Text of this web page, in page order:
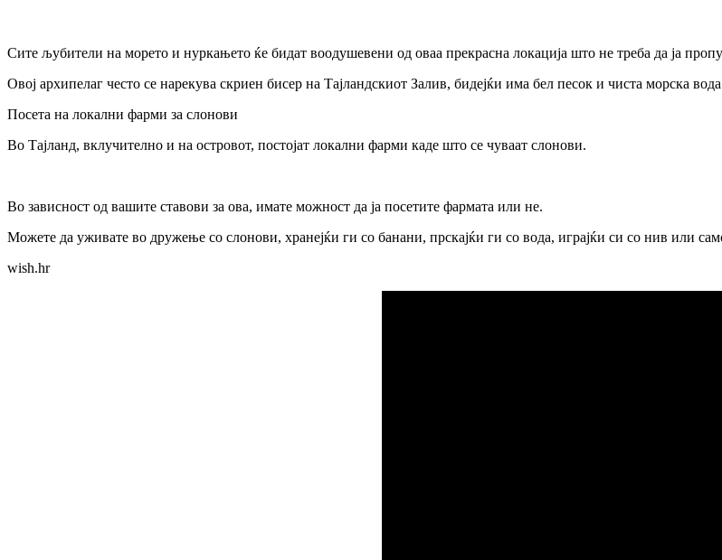
Сите љубители на морето и нуркањето ќе бидат воодушевени од оваа прекрасна локација што не треба да ја
Овој архипелаг често се нарекува скриен бисер на Тајландскиот Залив, бидејќи има бел песок и чиста морска
Посета на локални фарми за слонови
Во Тајланд, вклучително и на островот, постојат локални фарми каде што се чуваат слонови.
Во зависност од вашите ставови за ова, имате можност да ја посетите фармата или не.
Можете да уживате во дружење со слонови, хранејќи ги со банани, прскајќи ги со вода, играјќи си со нив или
wish.hr